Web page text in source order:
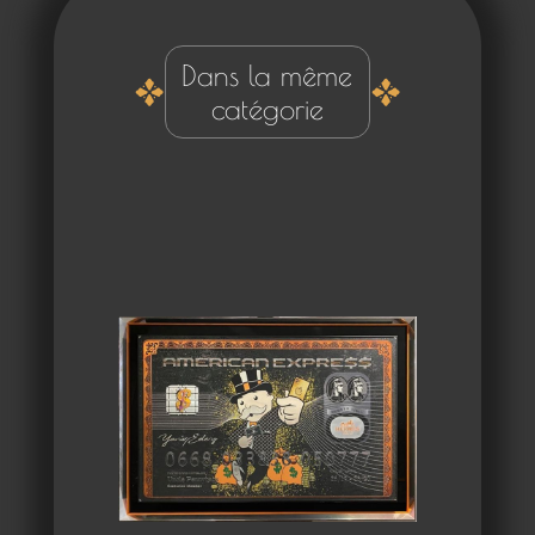
Dans la même
catégorie